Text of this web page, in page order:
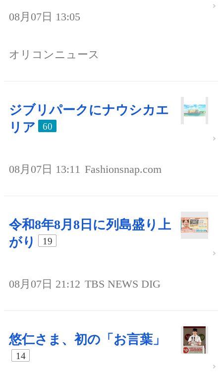
08月07日 13:05
オリコンニュース
ジブリパークにナウシカエ
リア
60
08月07日 13:11 Fashionsnap.com
令和8年8月8日に列島盛り上
がり
19
08月07日 21:12 TBS NEWS DIG
悠仁さま、初の「お言葉」
14